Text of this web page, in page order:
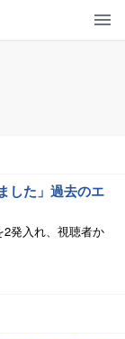
した」過去のエ
発入れ、視聴者か